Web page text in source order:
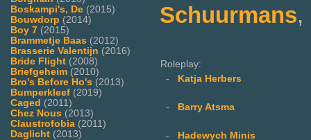
Boskampi's, De (2015)
Bouwdorp (2014)
Boy 7 (2015)
Brammetje Baas (2012)
Brasserie Valentijn (2016)
Bride Flight (2008)
Briefgeheim (2010)
Bro's Before Ho's (2013)
Bumperkleef (2019)
Caged (2011)
Chez Nous (2013)
Claustrofobia (2011)
Daglicht (2013)
Schuurmans,
Roleplay:
-
Katja Herbers
- Barry Atsma
- Hadewych Minis